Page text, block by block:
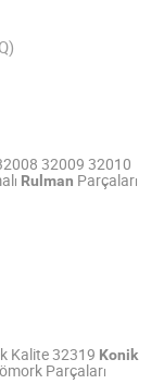
32009 32010
Rulman Parçaları
Kalite 32319 Konik
Parçaları